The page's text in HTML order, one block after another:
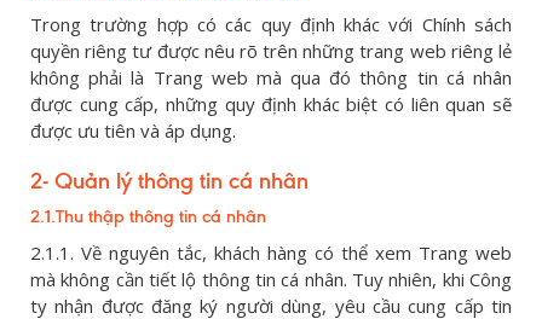
Trong trường hợp có các quy định khác với Chính sách
quyền riêng tư được nêu rõ trên những trang web riêng lẻ
không phải là Trang web mà qua đó thông tin cá nhân
được cung cấp, những quy định khác biệt có liên quan sẽ
được ưu tiên và áp dụng.
2- Quản lý thông tin cá nhân
2.1.Thu thập thông tin cá nhân
2.1.1. Về nguyên tắc, khách hàng có thể xem Trang web
mà không cần tiết lộ thông tin cá nhân. Tuy nhiên, khi Công
ty nhận được đăng ký người dùng, yêu cầu cung cấp tin